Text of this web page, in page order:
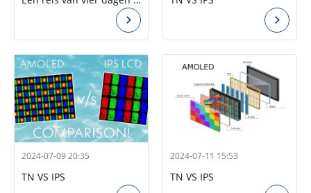
2024-07-09 20:35
TN VS IPS
2024-07-11 15:53
TN VS IPS